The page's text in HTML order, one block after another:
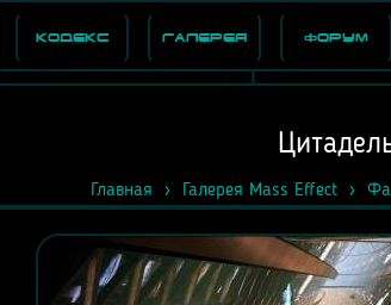
Кодекс Галерея Форум
Главная Галерея Mass Effect